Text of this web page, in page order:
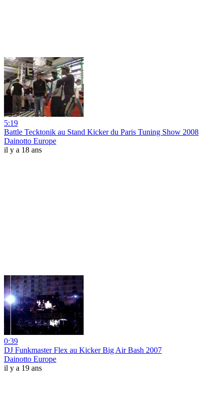
5:19
Battle Tecktonik au Stand Kicker du Paris Tuning Show 2008
Dainotto Europe
il y a 18 ans
0:39
DJ Funkmaster Flex au Kicker Big Air Bash 2007
Dainotto Europe
il y a 19 ans